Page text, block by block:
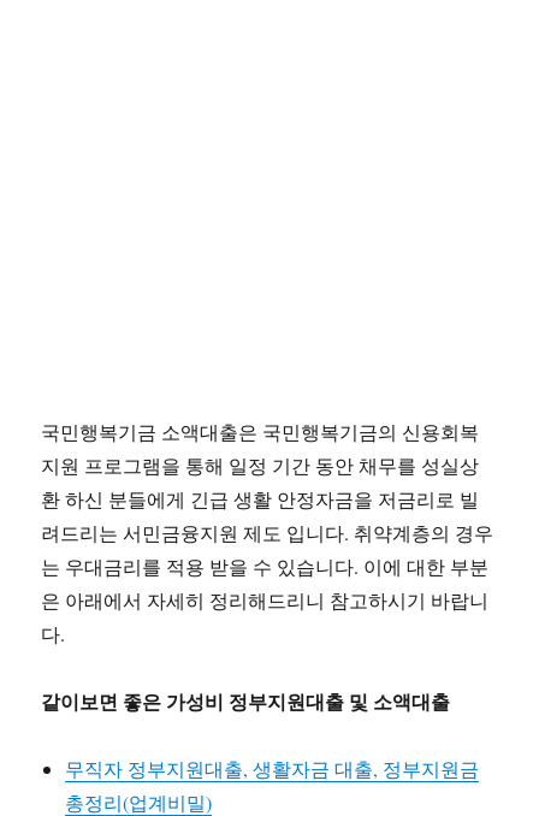
국민행복기금 소액대출은 국민행복기금의 신용회복
지원 프로그램을 통해 일정 기간 동안 채무를 성실상
환 하신 분들에게 긴급 생활 안정자금을 저금리로 빌
려드리는 서민금융지원 제도 입니다. 취약계층의 경우
는 우대금리를 적용 받을 수 있습니다. 이에 대한 부분
은 아래에서 자세히 정리해드리니 참고하시기 바랍니
다.
같이보면 좋은 가성비 정부지원대출 및 소액대출
무직자 정부지원대출, 생활자금 대출, 정부지원금
총정리(업계비밀)